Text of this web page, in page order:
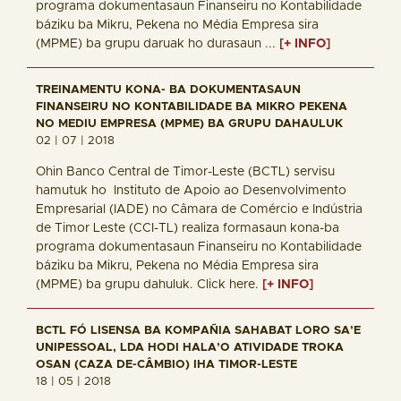
programa dokumentasaun Finanseiru no Kontabilidade
báziku ba Mikru, Pekena no Média Empresa sira
(MPME) ba grupu daruak ho durasaun ... [+ INFO]
TREINAMENTU KONA- BA DOKUMENTASAUN
FINANSEIRU NO KONTABILIDADE BA MIKRO PEKENA
NO MEDIU EMPRESA (MPME) BA GRUPU DAHAULUK
02 | 07 | 2018
Ohin Banco Central de Timor-Leste (BCTL) servisu
hamutuk ho Instituto de Apoio ao Desenvolvimento
Empresarial (IADE) no Câmara de Comércio e Indústria
de Timor Leste (CCI-TL) realiza formasaun kona-ba
programa dokumentasaun Finanseiru no Kontabilidade
báziku ba Mikru, Pekena no Média Empresa sira
(MPME) ba grupu dahuluk. Click here. [+ INFO]
BCTL FÓ LISENSA BA KOMPAÑIA SAHABAT LORO SA’E
UNIPESSOAL, LDA HODI HALA’O ATIVIDADE TROKA
OSAN (CAZA DE-CÂMBIO) IHA TIMOR-LESTE
18 | 05 | 2018